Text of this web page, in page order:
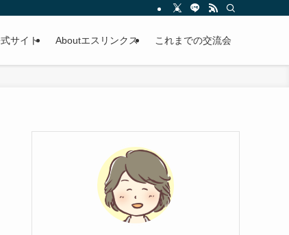
サイト Aboutエスリンクス これまでの交流会